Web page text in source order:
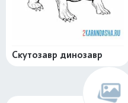
Скутозавр динозавр